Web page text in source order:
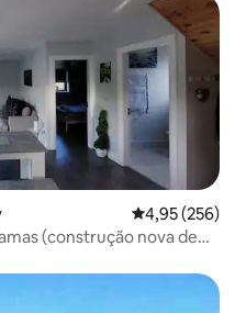
4,95 de uma
4,95 (256)
(construção nova de